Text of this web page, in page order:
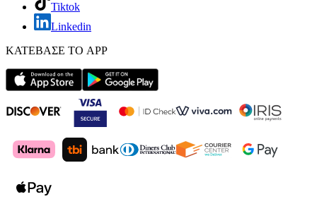
Tiktok
Linkedin
ΚΑΤΕΒΑΣΕ ΤΟ APP